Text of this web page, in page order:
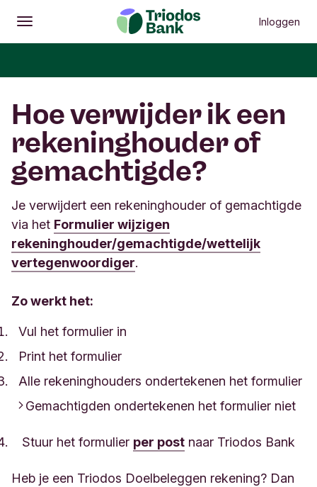
Openen
Hoofdmenu Inloggen
Hoe verwijder ik een
rekeninghouder of
gemachtigde?
Je verwijdert een rekeninghouder of gemachtigde
via het Formulier wijzigen
rekeninghouder/gemachtigde/wettelijk
vertegenwoordiger.
Zo werkt het:
Vul het formulier in
Print het formulier
Alle rekeninghouders ondertekenen het formulier
Gemachtigden ondertekenen het formulier niet
Stuur het formulier per post naar Triodos Bank
Heb je een Triodos Doelbeleggen rekening? Dan